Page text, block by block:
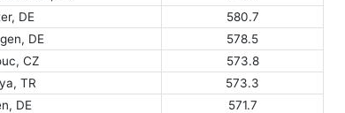
DE
580.7
DE
578.5
CZ
573.8
TR
573.3
DE
571.7